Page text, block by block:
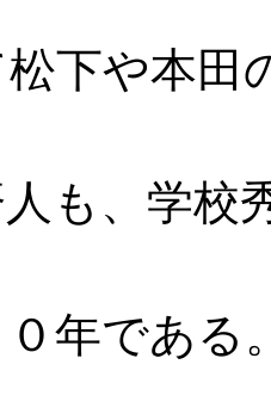
下や本田
も、学校
年である